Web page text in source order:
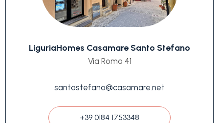
LiguriaHomes Casamare Santo Stefano
Via Roma 41
santostefano@casamare.net
+39 0184 1753348